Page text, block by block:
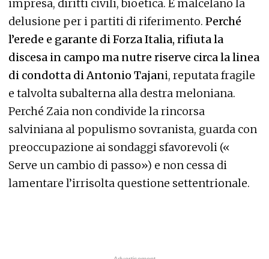
impresa, diritti civili, bioetica. E malcelano la
delusione per i partiti di riferimento. Perché
l’erede e garante di Forza Italia, rifiuta la
discesa in campo ma nutre riserve circa la linea
di condotta di Antonio Tajani, reputata fragile
e talvolta subalterna alla destra meloniana.
Perché Zaia non condivide la rincorsa
salviniana al populismo sovranista, guarda con
preoccupazione ai sondaggi sfavorevoli («
Serve un cambio di passo») e non cessa di
lamentare l’irrisolta questione settentrionale.